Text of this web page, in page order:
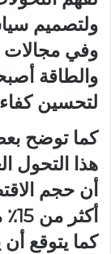
ولتصميم
وفي مجالات
والطاقة
لتحسين
كما توضح
هذا التحول
أن حجم
كما يتوقع